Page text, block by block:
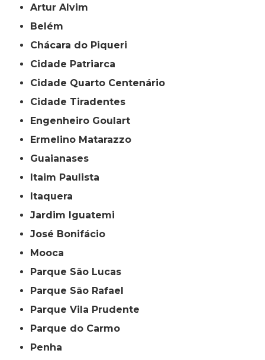
Artur Alvim
Belém
Chácara do Piqueri
Cidade Patriarca
Cidade Quarto Centenário
Cidade Tiradentes
Engenheiro Goulart
Ermelino Matarazzo
Guaianases
Itaim Paulista
Itaquera
Jardim Iguatemi
José Bonifácio
Mooca
Parque São Lucas
Parque São Rafael
Parque Vila Prudente
Parque do Carmo
Penha